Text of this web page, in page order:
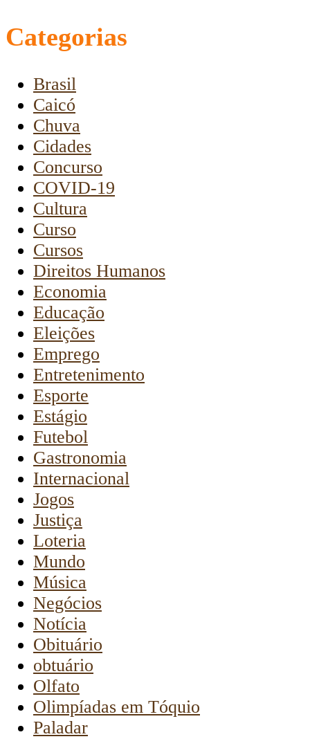
Categorias
Brasil
Caicó
Chuva
Cidades
Concurso
COVID-19
Cultura
Curso
Cursos
Direitos Humanos
Economia
Educação
Eleições
Emprego
Entretenimento
Esporte
Estágio
Futebol
Gastronomia
Internacional
Jogos
Justiça
Loteria
Mundo
Música
Negócios
Notícia
Obituário
obtuário
Olfato
Olimpíadas em Tóquio
Paladar